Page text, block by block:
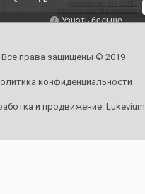
Все права защищены © 2019
конфиденциальности
и продвижение: Lukevium